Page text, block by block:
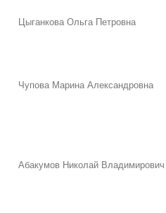
Цыганкова Ольга Петровна
Чупова Марина Александровна
Абакумов Николай Владимирович